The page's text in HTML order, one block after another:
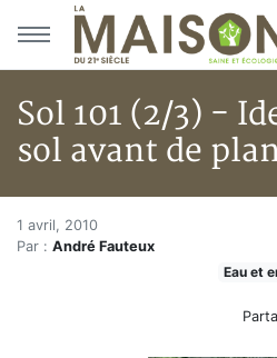
Aller au menu principal
Aller au contenu principal
Sol 101 (2/3) -
sol avant de
Accueil
Articles
Eau et environnement
Sol 101 (2/3) - Identifier
Sol 101 (2/3) -
1 avril, 2010
Par : André Fauteux
Eau et